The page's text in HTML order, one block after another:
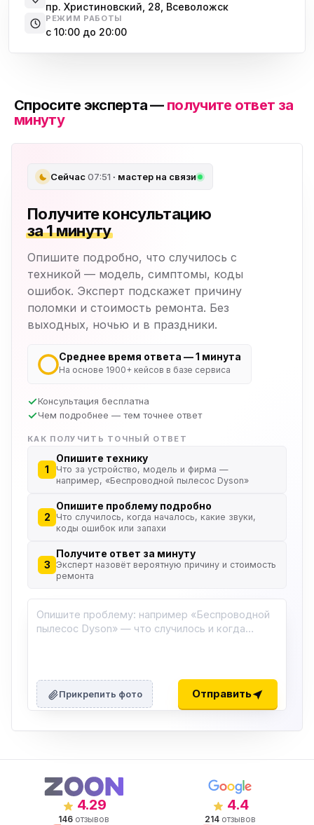
пр. Христиновский, 28, Всеволожск
РЕЖИМ РАБОТЫ
с 10:00 до 20:00
Спросите эксперта — получите ответ за
минуту
Сейчас07:51 · мастер на связи
Получите консультацию
за 1 минуту
Опишите подробно, что случилось с
техникой — модель, симптомы, коды
ошибок. Эксперт подскажет причину
поломки и стоимость ремонта. Без
выходных, ночью и в праздники.
Среднее время ответа — 1 минута
На основе 1900+ кейсов в базе сервиса
Консультация бесплатна
Чем подробнее — тем точнее ответ
КАК ПОЛУЧИТЬ ТОЧНЫЙ ОТВЕТ
1
Опишите технику
Что за устройство, модель и фирма —
например, «Беспроводной пылесос Dyson»
2
Опишите проблему подробно
Что случилось, когда началось, какие звуки,
коды ошибок или запахи
3
Получите ответ за минуту
Эксперт назовёт вероятную причину и стоимость
ремонта
Прикрепить фото Отправить
4.29
146 отзывов
4.4
214 отзывов